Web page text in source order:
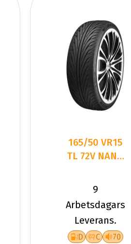
165/50 VR15
TL 72V NANK
9
Arbetsdagars
Leverans.
D C 70